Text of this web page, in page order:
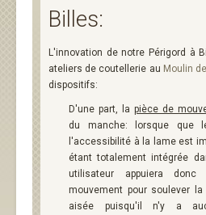
Billes:
L'innovation de notre Périgord à
ateliers de coutellerie au Moulin
dispositifs:
D'une part, la pièce de
du manche: lorsque que
l'accessibilité à la lame est
étant totalement intégrée
utilisateur appuiera
mouvement pour soulever
aisée puisqu'il n'y a